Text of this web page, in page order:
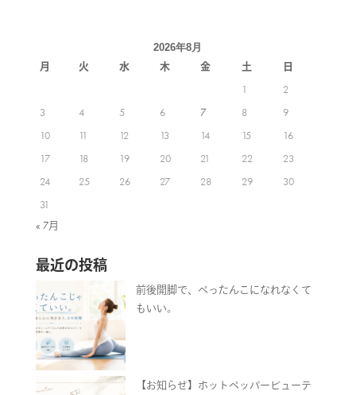
2026年8月
月 火 水 木 金 土
日
1
2
3
4 5 6 7 8
9
10
11 12 13 14 15
16
17
18 19 20 21 22
23
24
25 26 27 28 29
30
31
« 7月
最近の投稿
前後開脚で、ぺったんこになれなくて
もいい。
【お知らせ】ホットペッパービューテ